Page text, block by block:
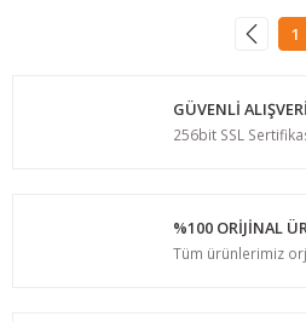
1
GÜVENLİ
256bit SSL
%100 ORİJİNAL
Tüm ürünlerimiz